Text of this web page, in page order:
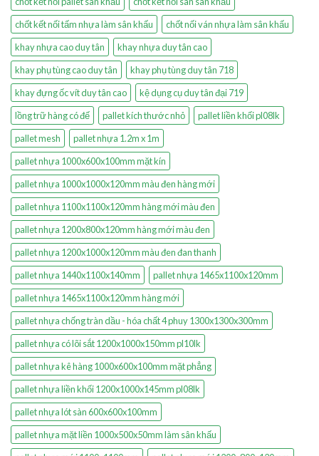
chốt kết nối tấm nhựa làm sân khấu
chốt nối ván nhựa làm sân khấu
khay nhựa cao duy tân
khay nhựa duy tân cao
khay phụ tùng cao duy tân
khay phụ tùng duy tân 718
khay đựng ốc vít duy tân cao
kệ dụng cụ duy tân đại 719
lồng trữ hàng có đế
pallet kích thước nhỏ
pallet liền khối pl08lk
pallet mesh
pallet nhựa 1.2m x 1m
pallet nhựa 1000x600x100mm mặt kín
pallet nhựa 1000x1000x120mm màu đen hàng mới
pallet nhựa 1100x1100x120mm hàng mới màu đen
pallet nhựa 1200x800x120mm hàng mới màu đen
pallet nhựa 1200x1000x120mm màu đen đan thanh
pallet nhựa 1440x1100x140mm
pallet nhựa 1465x1100x120mm
pallet nhựa 1465x1100x120mm hàng mới
pallet nhựa chống tràn dầu - hóa chất 4 phuy 1300x1300x300mm
pallet nhựa có lõi sắt 1200x1000x150mm pl10lk
pallet nhựa kê hàng 1000x600x100mm mặt phẳng
pallet nhựa liền khối 1200x1000x145mm pl08lk
pallet nhựa lót sàn 600x600x100mm
pallet nhựa mặt liền 1000x500x50mm làm sân khấu